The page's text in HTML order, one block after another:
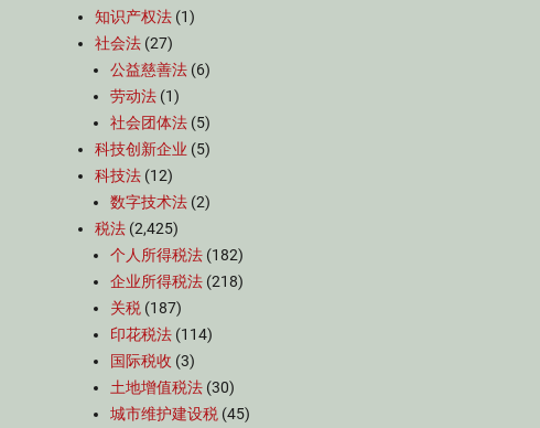
知识产权法 (1)
社会法 (27)
公益慈善法 (6)
劳动法 (1)
社会团体法 (5)
科技创新企业 (5)
科技法 (12)
数字技术法 (2)
税法 (2,425)
个人所得税法 (182)
企业所得税法 (218)
关税 (187)
印花税法 (114)
国际税收 (3)
土地增值税法 (30)
城市维护建设税 (45)